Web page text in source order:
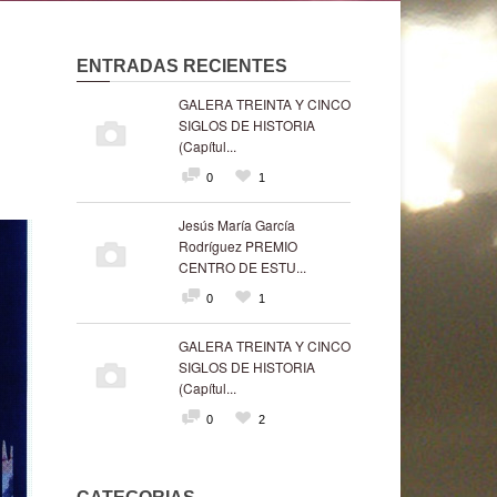
ENTRADAS RECIENTES
GALERA TREINTA Y CINCO
SIGLOS DE HISTORIA
(Capítul...
0 1
Jesús María García
Rodríguez PREMIO
CENTRO DE ESTU...
0 1
GALERA TREINTA Y CINCO
SIGLOS DE HISTORIA
(Capítul...
0 2